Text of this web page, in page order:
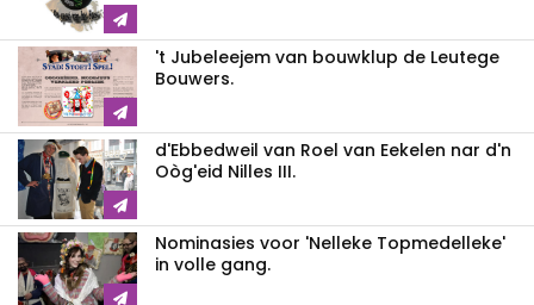
't Jubeleejem van bouwklup de Leutege
Bouwers.
d'Ebbedweil van Roel van Eekelen nar d'n
Oòg'eid Nilles III.
Nominasies voor 'Nelleke Topmedelleke'
in volle gang.